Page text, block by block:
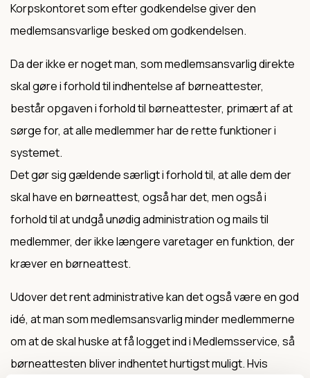
Korpskontoret som efter godkendelse giver den
medlemsansvarlige besked om godkendelsen.
Da der ikke er noget man, som medlemsansvarlig direkte
skal gøre i forhold til indhentelse af børneattester,
består opgaven i forhold til børneattester, primært af at
sørge for, at alle medlemmer har de rette funktioner i
systemet.
Det gør sig gældende særligt i forhold til, at alle dem der
skal have en børneattest, også har det, men også i
forhold til at undgå unødig administration og mails til
medlemmer, der ikke længere varetager en funktion, der
kræver en børneattest.
Udover det rent administrative kan det også være en god
idé, at man som medlemsansvarlig minder medlemmerne
om at de skal huske at få logget ind i Medlemsservice, så
børneattesten bliver indhentet hurtigst muligt. Hvis